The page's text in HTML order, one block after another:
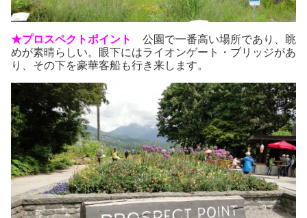
★プロスペクトポイント 公園で一番高い場所であり、眺
めが素晴らしい。眼下にはライオンゲート・ブリッジがあ
り、その下を豪華客船も行き来します。